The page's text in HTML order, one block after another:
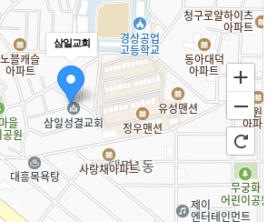
삼일교회